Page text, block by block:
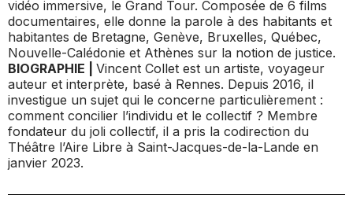
vidéo immersive, le Grand Tour. Composée de 6 films
documentaires, elle donne la parole à des habitants et
habitantes de Bretagne, Genève, Bruxelles, Québec,
Nouvelle-Calédonie et Athènes sur la notion de justice.
BIOGRAPHIE | Vincent Collet est un artiste, voyageur
auteur et interprète, basé à Rennes. Depuis 2016, il
investigue un sujet qui le concerne particulièrement :
comment concilier l’individu et le collectif ? Membre
fondateur du joli collectif, il a pris la codirection du
Théâtre l’Aire Libre à Saint-Jacques-de-la-Lande en
janvier 2023.